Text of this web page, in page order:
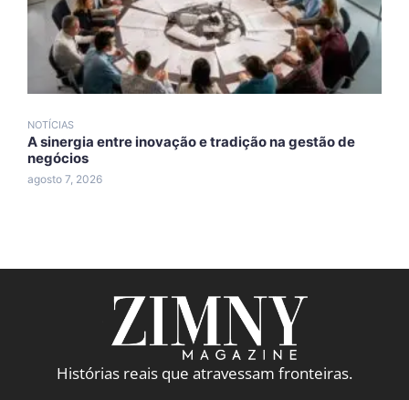
NOTÍCIAS
A sinergia entre inovação e tradição na gestão de
negócios
agosto 7, 2026
Histórias reais que atravessam fronteiras.